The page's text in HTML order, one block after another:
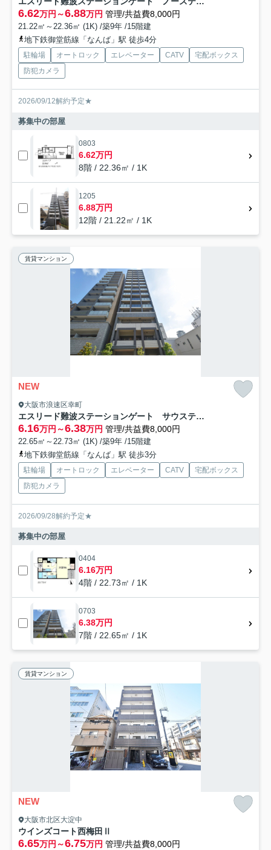
6.62万円～6.88万円 管理/共益費8,000円
21.22㎡～22.36㎡ (1K) /築9年 /15階建
地下鉄御堂筋線「なんば」駅 徒歩4分
駐輪場 オートロック エレベーター CATV
宅配ボックス
防犯カメラ
2026/09/12解約予定★
募集中の部屋
0803
6.62万円
8階 / 22.36㎡ / 1K
1205
6.88万円
12階 / 21.22㎡ / 1K
賃貸マンション
NEW
大阪市浪速区幸町
エスリード難波ステーションゲート サウステラス
6.16万円～6.38万円 管理/共益費8,000円
22.65㎡～22.73㎡ (1K) /築9年 /15階建
地下鉄御堂筋線「なんば」駅 徒歩3分
駐輪場 オートロック エレベーター CATV
宅配ボックス
防犯カメラ
2026/09/28解約予定★
募集中の部屋
0404
6.16万円
4階 / 22.73㎡ / 1K
0703
6.38万円
7階 / 22.65㎡ / 1K
賃貸マンション
NEW
大阪市北区大淀中
ウインズコート西梅田Ⅱ
6.65万円～6.75万円 管理/共益費8,000円